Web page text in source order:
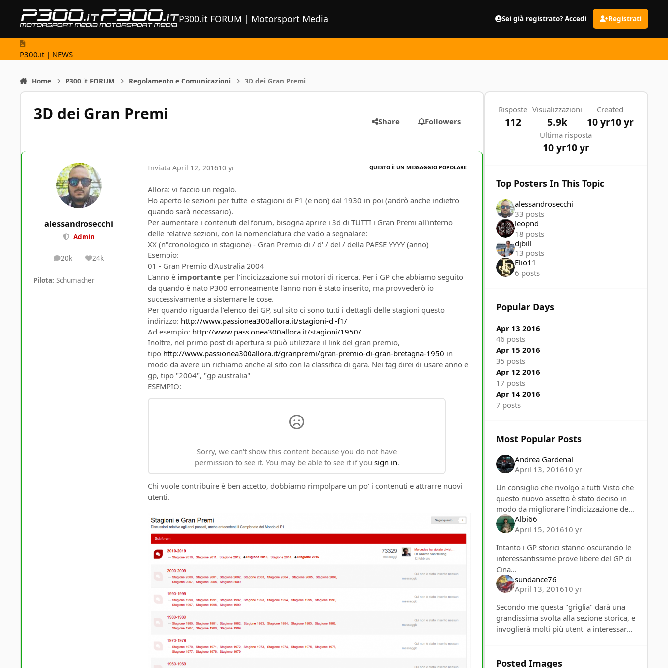
P300.it FORUM | Motorsport Media Sei già registrato? Accedi Registrati
P300.it | NEWS
Home P300.it FORUM Regolamento e Comunicazioni 3D dei Gran Premi
3D dei Gran Premi Share Followers
alessandrosecchi
Admin
20k
posts 24k
Reputation
Pilota: Schumacher
Inviata April 12, 201610 yr QUESTO È UN MESSAGGIO POPOLARE
Allora: vi faccio un regalo.
Ho aperto le sezioni per tutte le stagioni di F1 (e non) dal 1930 in poi (andrò anche indietro
quando sarà necessario).
Per aumentare i contenuti del forum, bisogna aprire i 3d di TUTTI i Gran Premi all'interno
delle relative sezioni, con la nomenclatura che vado a segnalare:
XX (n°cronologico in stagione) - Gran Premio di / d' / del / della PAESE YYYY (anno)
Esempio:
01 - Gran Premio d'Australia 2004
L'anno è importanteper l'indicizzazione sui motori di ricerca. Per i GP che abbiamo seguito
da quando è nato P300 erroneamente l'anno non è stato inserito, ma provvederò io
successivamente a sistemare le cose.
Per quando riguarda l'elenco dei GP, sul sito ci sono tutti i dettagli delle stagioni questo
indirizzo: http://www.passionea300allora.it/stagioni-di-f1/
Ad esempio: http://www.passionea300allora.it/stagioni/1950/
Inoltre, nel primo post di apertura si può utilizzare il link del gran premio,
tipo http://www.passionea300allora.it/granpremi/gran-premio-di-gran-bretagna-1950 in
modo da avere un richiamo anche al sito con la classifica di gara. Nei tag direi di usare anno e
gp, tipo "2004", "gp australia"
ESEMPIO:
Chi vuole contribuire è ben accetto, dobbiamo rimpolpare un po' i contenuti e attrarre nuovi
utenti.
Risposte
112
Visualizzazioni
5.9k
Created
10 yr10 yr
Ultima risposta
10 yr10 yr
Top Posters In This Topic
alessandrosecchi
33 posts
leopnd
18 posts
djbill
13 posts
Elio11
6 posts
Popular Days
Apr 13 2016
46 posts
Apr 15 2016
35 posts
Apr 12 2016
17 posts
Apr 14 2016
7 posts
Most Popular Posts
Andrea Gardenal
April 13, 201610 yr
Un consiglio che rivolgo a tutti Visto che
questo nuovo assetto è stato deciso in
modo da migliorare l'indicizzazione del
forum nei motori di ricerca, sarebbe
buona norma mettere il nome del pilo
Albi66
April 15, 201610 yr
Intanto i GP storici stanno oscurando le
interessantissime prove libere del GP di
Cina...
sundance76
April 13, 201610 yr
Secondo me questa "griglia" darà una
grandissima svolta alla sezione storica, e
invoglierà molti più utenti a interessarsi
Posted Images